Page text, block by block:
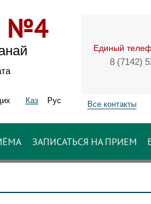
№4
Каз Рус
Единый
8 (7142)
Все контакты
ЗАПИСАТЬСЯ НА ПРИЕМ